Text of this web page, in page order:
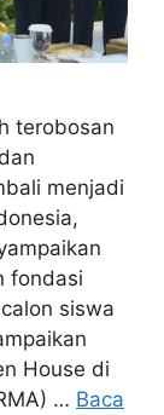
terobosan
menjadi
fondasi
siswa
House di
… Baca